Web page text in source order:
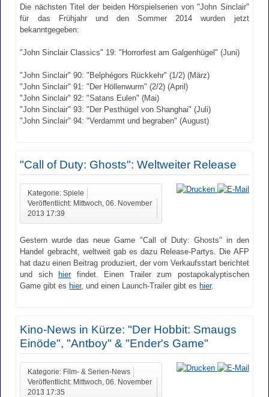
Die nächsten Titel der beiden Hörspielserien von "John Sinclair"
für das Frühjahr und den Sommer 2014 wurden jetzt
bekanntgegeben:
"John Sinclair Classics" 19: "Horrorfest am Galgenhügel" (Juni)
"John Sinclair" 90: "Belphégors Rückkehr" (1/2) (März)
"John Sinclair" 91: "Der Höllenwurm" (2/2) (April)
"John Sinclair" 92: "Satans Eulen" (Mai)
"John Sinclair" 93: "Der Pesthügel von Shanghai" (Juli)
"John Sinclair" 94: "Verdammt und begraben" (August)
"Call of Duty: Ghosts": Weltweiter Release
Kategorie: Spiele
Veröffentlicht: Mittwoch, 06. November
2013 17:39
Gestern wurde das neue Game "Call of Duty: Ghosts" in den
Handel gebracht, weltweit gab es dazu Release-Partys. Die AFP
hat dazu einen Beitrag produziert, der vom Verkaufsstart berichtet
und sich
hierfindet. Einen Trailer zum postapokalyptischen
Game gibt es hier, und einen Launch-Trailer gibt es hier.
Kino-News in Kürze: "Der Hobbit: Smaugs
Einöde", "Antboy" & "Ender's Game"
Kategorie: Film- & Serien-News
Veröffentlicht: Mittwoch, 06. November
2013 17:35